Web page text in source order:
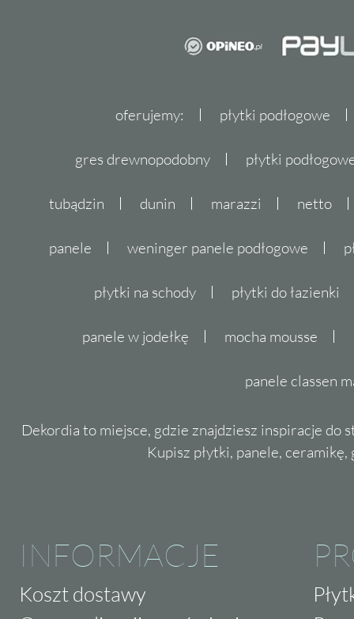
oferujemy: płytki podłogowe
gres drewnopodobny płytki
tubądzin dunin marazzi netto
panele weninger panele podłogowe
płytki na schody płytki do łazienki
panele w jodełkę mocha mousse
panele classen
Dekordia to miejsce, gdzie znajdziesz inspiracje do
Kupisz płytki, panele,
INFORMACJE
Koszt dostawy